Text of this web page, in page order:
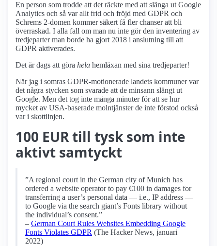
En person som trodde att det räckte med att slänga ut Google
Analytics och så var allt frid och fröjd med GDPR och
Schrems 2-domen kommer säkert få fler chanser att bli
överraskad. I alla fall om man nu inte gör den inventering av
tredjeparter man borde ha gjort 2018 i anslutning till att
GDPR aktiverades.
Det är dags att göra hela hemläxan med sina tredjeparter!
När jag i somras GDPR-motionerade landets kommuner var
det några stycken som svarade att de minsann slängt ut
Google. Men det tog inte många minuter för att se hur
mycket av USA-baserade molntjänster de inte förstod också
var i skottlinjen.
100 EUR till tysk som inte
aktivt samtyckt
”A regional court in the German city of Munich has
ordered a website operator to pay €100 in damages for
transferring a user’s personal data — i.e., IP address —
to Google via the search giant’s Fonts library without
the individual’s consent.”
– German Court Rules Websites Embedding Google
Fonts Violates GDPR (The Hacker News, januari
2022)